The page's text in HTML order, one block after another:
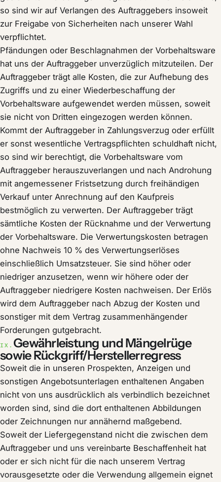
so sind wir auf Verlangen des Auftraggebers insoweit
zur Freigabe von Sicherheiten nach unserer Wahl
verpflichtet.
Pfändungen oder Beschlagnahmen der Vorbehaltsware
hat uns der Auftraggeber unverzüglich mitzuteilen. Der
Auftraggeber trägt alle Kosten, die zur Aufhebung des
Zugriffs und zu einer Wiederbeschaffung der
Vorbehaltsware aufgewendet werden müssen, soweit
sie nicht von Dritten eingezogen werden können.
Kommt der Auftraggeber in Zahlungsverzug oder erfüllt
er sonst wesentliche Vertragspflichten schuldhaft nicht,
so sind wir berechtigt, die Vorbehaltsware vom
Auftraggeber herauszuverlangen und nach Androhung
mit angemessener Fristsetzung durch freihändigen
Verkauf unter Anrechnung auf den Kaufpreis
bestmöglich zu verwerten. Der Auftraggeber trägt
sämtliche Kosten der Rücknahme und der Verwertung
der Vorbehaltsware. Die Verwertungskosten betragen
ohne Nachweis 10 % des Verwertungserlöses
einschließlich Umsatzsteuer. Sie sind höher oder
niedriger anzusetzen, wenn wir höhere oder der
Auftraggeber niedrigere Kosten nachweisen. Der Erlös
wird dem Auftraggeber nach Abzug der Kosten und
sonstiger mit dem Vertrag zusammenhängender
Forderungen gutgebracht.
IX. Gewährleistung und Mängelrüge
sowie Rückgriff/Herstellerregress
Soweit die in unseren Prospekten, Anzeigen und
sonstigen Angebotsunterlagen enthaltenen Angaben
nicht von uns ausdrücklich als verbindlich bezeichnet
worden sind, sind die dort enthaltenen Abbildungen
oder Zeichnungen nur annähernd maßgebend.
Soweit der Liefergegenstand nicht die zwischen dem
Auftraggeber und uns vereinbarte Beschaffenheit hat
oder er sich nicht für die nach unserem Vertrag
vorausgesetzte oder die Verwendung allgemein eignet